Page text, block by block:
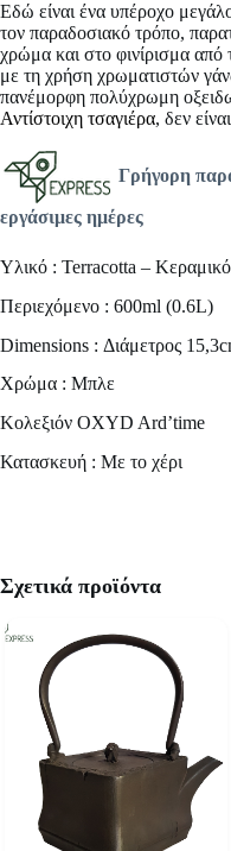
Εδώ είναι ένα υπέροχο
τον παραδοσιακό τρόπο,
χρώμα και στο φινίρισμα
με τη χρήση χρωματιστών
πανέμορφη πολύχρωμη
Αντίστοιχη τσαγιέρα, δεν
Γρήγορη
εργάσιμες ημέρες
Υλικό : Terracotta –
Περιεχόμενο : 600ml (0.6L)
Dimensions : Διάμετρος
Χρώμα : Μπλε
Κολεξιόν OXYD Ard’time
Κατασκευή : Με το χέρι
Σχετικά προϊόντα